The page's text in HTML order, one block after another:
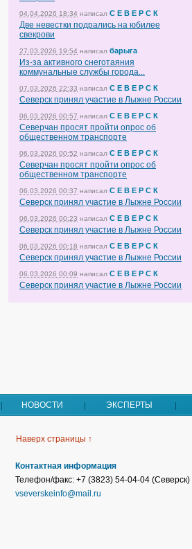
04.04.2026 18:34 написал С Е В Е Р С К
Две невестки подрались на юбилее
свекрови
27.03.2026 19:54 написал барыга
Из-за активного снеготаяния
коммунальные службы города...
07.03.2026 22:33 написал С Е В Е Р С К
Северск принял участие в Лыжне России
06.03.2026 00:57 написал С Е В Е Р С К
Северчан просят пройти опрос об
общественном транспорте
06.03.2026 00:52 написал С Е В Е Р С К
Северчан просят пройти опрос об
общественном транспорте
06.03.2026 00:37 написал С Е В Е Р С К
Северск принял участие в Лыжне России
06.03.2026 00:23 написал С Е В Е Р С К
Северск принял участие в Лыжне России
06.03.2026 00:18 написал С Е В Е Р С К
Северск принял участие в Лыжне России
06.03.2026 00:09 написал С Е В Е Р С К
Северск принял участие в Лыжне России
НОВОСТИ ЭКСПЕРТЫ
Наверх страницы ↑
Контактная информация
Телефон/факс: +7 (3823) 54-04-04 (Северск)
vseverskeinfo@mail.ru